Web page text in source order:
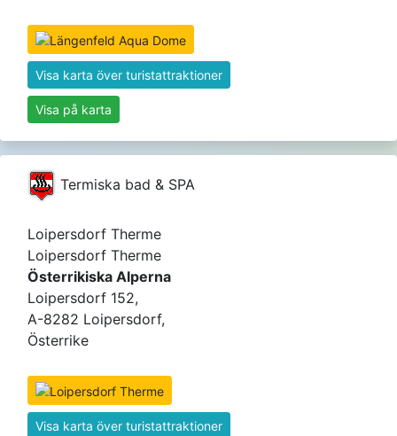
Visa karta över turistattraktioner
Visa på karta
Termiska bad & SPA
Loipersdorf Therme
Loipersdorf Therme
Österrikiska Alperna
Loipersdorf 152,
A-8282 Loipersdorf,
Österrike
Visa karta över turistattraktioner